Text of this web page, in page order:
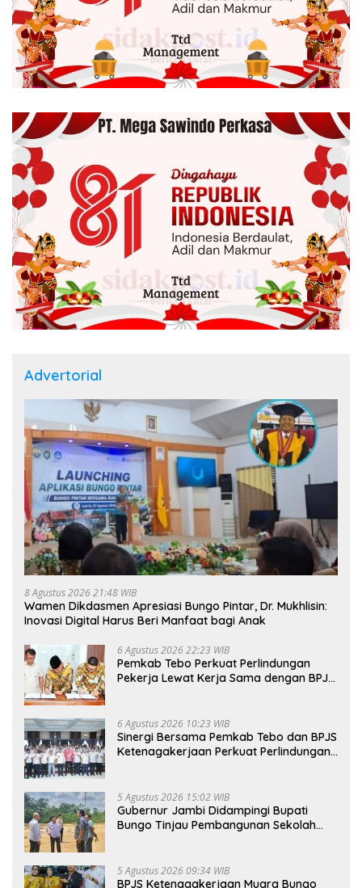
Advertorial
8 Agustus 2026 21:48 WIB
Wamen Dikdasmen Apresiasi Bungo Pintar, Dr. Mukhlisin:
Inovasi Digital Harus Beri Manfaat bagi Anak
6 Agustus 2026 22:23 WIB
Pemkab Tebo Perkuat Perlindungan
Pekerja Lewat Kerja Sama dengan BPJS
6 Agustus 2026 10:23 WIB
Sinergi Bersama Pemkab Tebo dan BPJS
Ketenagakerjaan Perkuat Perlindungan
5 Agustus 2026 15:02 WIB
Gubernur Jambi Didampingi Bupati
Bungo Tinjau Pembangunan Sekolah
5 Agustus 2026 09:34 WIB
BPJS Ketenagakerjaan Muara Bungo